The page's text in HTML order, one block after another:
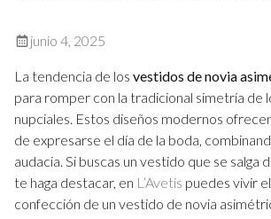
bodas
civiles:
equilibrio
lo
chic
junio 4, 2025
La tendencia de los vestidos de novia
para romper con la tradicional simetría de
nupciales. Estos diseños modernos
de expresarse el día de la boda,
audacia. Si buscas un vestido que se salga
te haga destacar, en L’Avetis puedes vivir
confección de un vestido de novia